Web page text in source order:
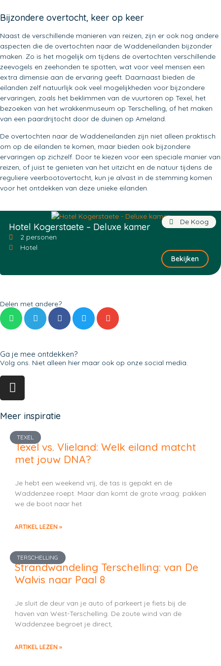
Bijzondere overtocht, keer op keer
Naast de verschillende manieren van reizen, zijn er ook nog andere
aspecten die de overtochten naar de Waddeneilanden bijzonder
maken. Zo is het mogelijk om tijdens de overtochten verschillende
zeevogels en zeehonden te spotten, wat voor veel mensen een
extra dimensie aan de ervaring geeft. Daarnaast bieden de
eilanden zelf natuurlijk ook veel mogelijkheden voor bijzondere
ervaringen, zoals het beklimmen van de vuurtoren op Texel, het
bezoeken van het wrakkenmuseum op Terschelling, of het maken
van een paardrijtocht door de duinen op Ameland.
De overtochten naar de Waddeneilanden zijn niet alleen praktisch
om op de eilanden te komen, maar bieden ook bijzondere
ervaringen op zichzelf. Door te kiezen voor een speciale manier van
reizen, of juist te genieten van het uitzicht en de natuur tijdens de
reguliere veerbootovertocht, kun je alvast in de stemming komen
voor het ontdekken van deze unieke eilanden.
Hotel Kogerstaete – Deluxe kamer
2 personen
Hotel
De Koog
Bekijken
Delen met andere?
Ga je mee ontdekken?
Volg ons. Niet alleen hier maar ook op onze social media.
Meer inspiratie
TEXEL
Texel vs. Vlieland: Welk eiland matcht
met jouw DNA?
Je hebt een weekend vrij, de tas is gepakt en de
Waddenzee roept. Maar dan komt de grote vraag: pakken
we de boot naar het
ARTIKEL LEZEN »
TERSCHELLING
Strandwandeling Terschelling: van De
Walvis naar Paal 8
Je sluit de deur van je auto of parkeert je fiets bij de
haven van West-Terschelling. De zoute wind van de
Waddenzee begroet je direct,
ARTIKEL LEZEN »